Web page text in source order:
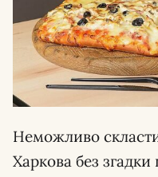
Неможливо
Харкова без